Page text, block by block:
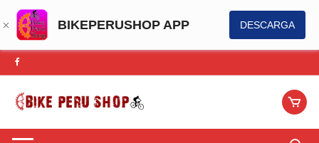
BIKEPERUSHOP APP DESCARGA
Saltar
al
contenido